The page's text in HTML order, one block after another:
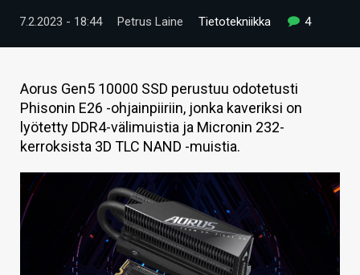
TECHBBS
HINTA.FI
KAUPPA
VAIHDA TEEMA
7.2.2023 - 18:44 Petrus Laine Tietotekniikka 4
Aorus Gen5 10000 SSD perustuu odotetusti
Phisonin E26 -ohjainpiiriin, jonka kaveriksi on
lyötetty DDR4-välimuistia ja Micronin 232-
kerroksista 3D TLC NAND -muistia.